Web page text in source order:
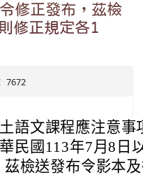
修正發布，茲檢
修正規定各1
7672
語文課程應注意
民國113年7月8日
檢送發布令影本